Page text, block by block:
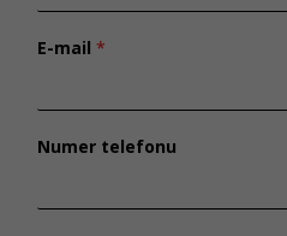
E-mail *
Numer telefonu